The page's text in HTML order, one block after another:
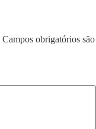
Campos obrigatórios são